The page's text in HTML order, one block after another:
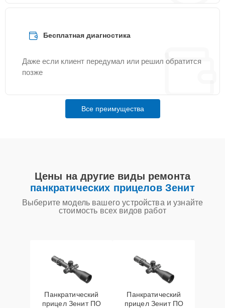
Бесплатная диагностика
Даже если клиент передумал или решил обратится
позже
Все преимущества
Цены на другие виды ремонта
панкратических прицелов Зенит
Выберите модель вашего устройства и узнайте
стоимость всех видов работ
Панкратический
прицел Зенит ПO
Панкратический
прицел Зенит ПO